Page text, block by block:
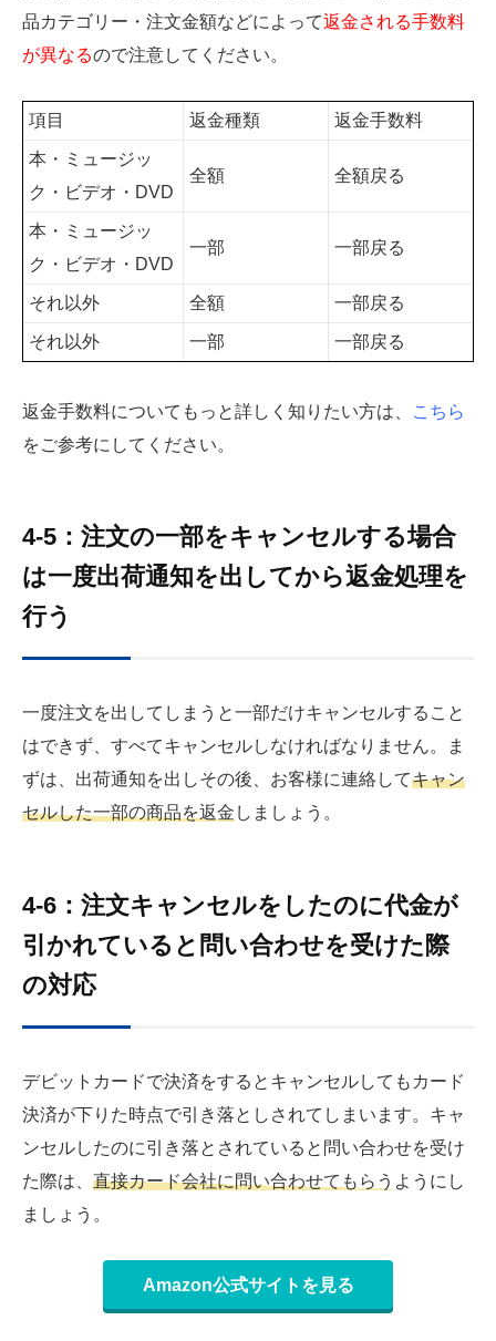
品カテゴリー・注文金額などによって返金される手数料
が異なるので注意してください。
項目 返金種類 返金手数料
本・ミュージッ
ク・ビデオ・DVD
全額 全額戻る
本・ミュージッ
ク・ビデオ・DVD
一部 一部戻る
それ以外 全額 一部戻る
それ以外 一部 一部戻る
返金手数料についてもっと詳しく知りたい方は、
こちら
をご参考にしてください。
4-5：注文の一部をキャンセルする場合
は一度出荷通知を出してから返金処理を
行う
一度注文を出してしまうと一部だけキャンセルすること
はできず、すべてキャンセルしなければなりません。ま
ずは、出荷通知を出しその後、お客様に連絡してキャン
セルした一部の商品を返金 しましょう。
4-6：注文キャンセルをしたのに代金が
引かれていると問い合わせを受けた際
の対応
デビットカードで決済をするとキャンセルしてもカード
決済が下りた時点で引き落としされてしまいます。キャ
ンセルしたのに引き落とされていると問い合わせを受け
た際は、 直接カード会社に問い合わせてもらう ようにし
ましょう。
Amazon公式サイトを見る